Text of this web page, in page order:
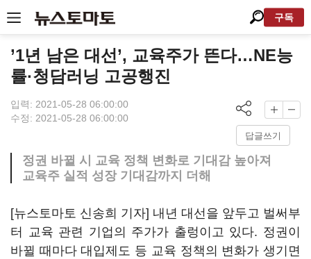
구독
’1년 남은 대선’, 교육주가 뜬다…NE능
률·청담러닝 고공행진
입력: 2021-05-28 06:00:00
수정: 2021-05-28 06:00:00
답글쓰기
정권 바뀔 시 교육 정책 변화로 기대감 높아져
교육주 실적 성장 기대감까지 더해
[뉴스토마토 신송희 기자] 내년 대선을 앞두고 벌써부
터 교육 관련 기업의 주가가 출렁이고 있다. 정권이
바뀔 때마다 대입제도 등 교육 정책의 변화가 생기면